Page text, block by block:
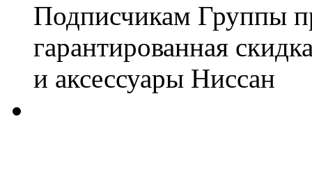
Подписчикам Группы
гарантированная
и аксессуары Ниссан